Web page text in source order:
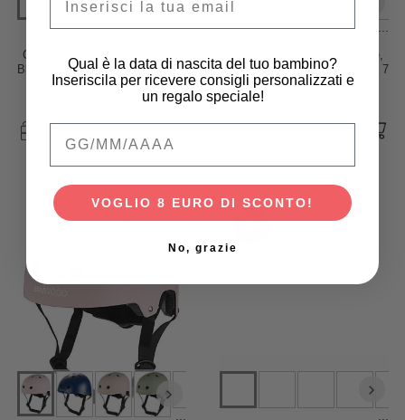
...
Casco Classico per Biciclette,
Blu - Per Bambini da 3 a 7 Anni!
Casco Classico per Biciclette,
Blu Navy - Per Bambini da 3 a 7
Anni!
Qual è la data di nascita del tuo bambino?
Inseriscila per ricevere consigli personalizzati e
un regalo speciale!
Qual è la data di nascita del tuo
VOGLIO 8 EURO DI SCONTO!
No, grazie